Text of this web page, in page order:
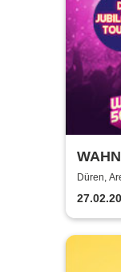
Die
den
Düren,